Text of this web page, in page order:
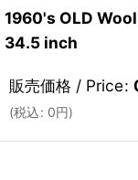
1960's OLD
34.5 inch
販売価格 / Price:
(税込: 0円)